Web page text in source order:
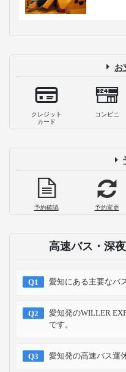
お
クレジット
カード
コンビニ
予約確認 予約変更
高速バス・深
愛知にある主要なバ
愛知発のWILLER
です。
愛知発の高速バス運